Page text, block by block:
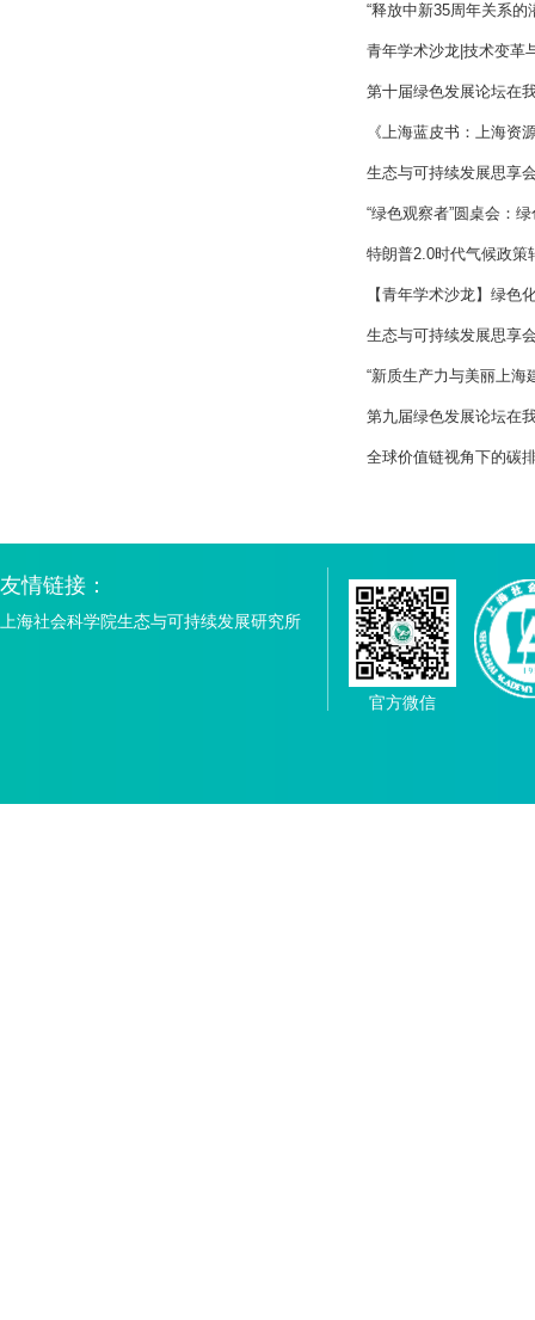
“释放中新35周年关系
青年学术沙龙|技术变革
第十届绿色发展论坛在
《上海蓝皮书：上海资
生态与可持续发展思享
“绿色观察者”圆桌会：
特朗普2.0时代气候政策
【青年学术沙龙】绿色
生态与可持续发展思享
“新质生产力与美丽上海
第九届绿色发展论坛在
全球价值链视角下的碳
友情链接：
上海社会科学院生态与可持续发展研究所
官方微信